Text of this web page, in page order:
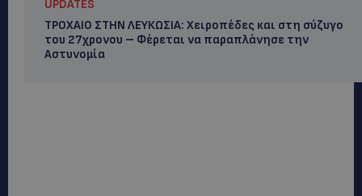
UPDATES
ΤΡΟΧΑΙΟ ΣΤΗΝ ΛΕΥΚΩΣΙΑ: Χειροπέδες και στη σύζυγο
του 27χρονου – Φέρεται να παραπλάνησε την
Αστυνομία